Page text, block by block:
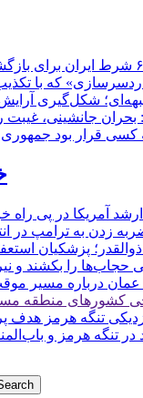
که با تکذیب
شکل‌گیری آرایش
بحران جانشینی،
کسی قرار بود
آمریکا در پی راه
زدن به ترامپ در
پزشکیان
عمان درباره مسیر
کشورهای منطقه
تنگه هرمز هدف
در تنگه هرمز و